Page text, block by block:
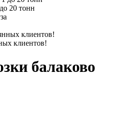
20 тонн
клиентов!
балаково